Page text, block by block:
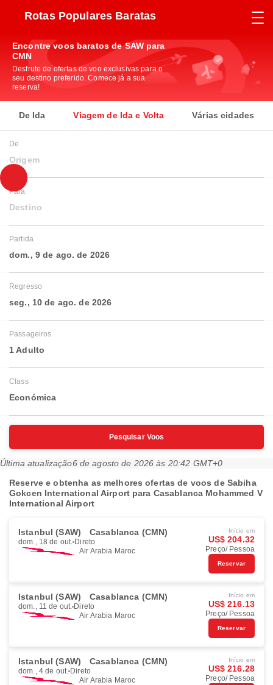
Rotas Populares Baratas
Encontre voos baratos de SAW para
CMN
Desfrute de ofertas de voo exclusivas para o
seu destino preferido. Comece já a sua
reserva!
De Ida Viagem de Ida e Volta Várias cidades
De
Origem
Para
Destino
Partida
dom., 9 de ago. de 2026
Regresso
seg., 10 de ago. de 2026
Passageiros
1 Adulto
Class
Económica
Pesquisar Voos
Última atualização6 de agosto de 2026 às 20:42 GMT+0
Reserve e obtenha as melhores ofertas de voos de Sabiha
Gokcen International Airport para Casablanca Mohammed V
International Airport
Istanbul (SAW) Casablanca (CMN)
dom., 18 de out. Direto
Air Arabia Maroc
Início em
US$ 204.32
Preço/ Pessoa
Reservar
Istanbul (SAW) Casablanca (CMN)
dom., 11 de out. Direto
Air Arabia Maroc
Início em
US$ 216.13
Preço/ Pessoa
Reservar
Istanbul (SAW) Casablanca (CMN)
dom., 4 de out. Direto
Air Arabia Maroc
Início em
US$ 216.28
Preço/ Pessoa